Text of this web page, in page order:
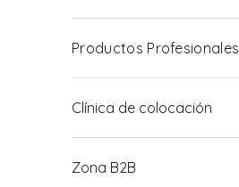
Productos Profesionales
Clínica de colocación
Zona B2B